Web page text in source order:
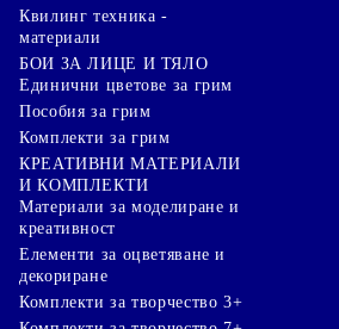
Квилинг техника -
материали
БОИ ЗА ЛИЦЕ И ТЯЛО
Единични цветове за грим
Пособия за грим
Комплекти за грим
КРЕАТИВНИ МАТЕРИАЛИ
И КОМПЛЕКТИ
Mатериали за моделиране и
креативност
Елементи за оцветяване и
декориране
Комплекти за творчество 3+